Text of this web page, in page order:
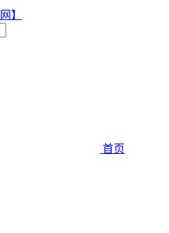
首页